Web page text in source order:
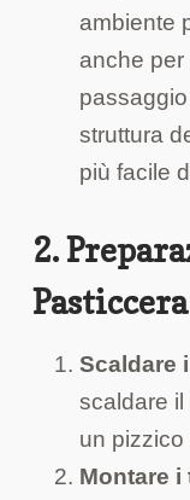
ambiente
anche per
struttura
più facile
2.
Scaldare
scaldare il
un pizzico
Montare